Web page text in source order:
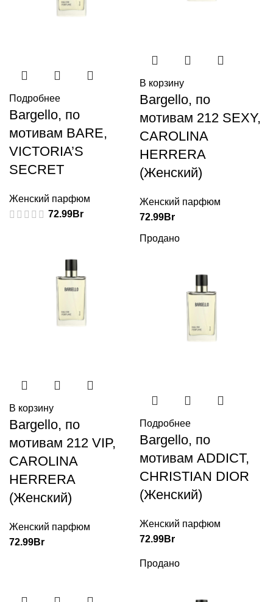
Подробнее
Bargello, по
мотивам BARE,
VICTORIA’S
SECRET
Женский парфюм
72.99Br
В корзину
Bargello, по
мотивам 212 SEXY,
CAROLINA
HERRERA
(Женский)
Женский парфюм
72.99Br
В корзину
Bargello, по
мотивам 212 VIP,
CAROLINA
HERRERA
(Женский)
Женский парфюм
72.99Br
Продано
Подробнее
Bargello, по
мотивам ADDICT,
CHRISTIAN DIOR
(Женский)
Женский парфюм
72.99Br
Продано